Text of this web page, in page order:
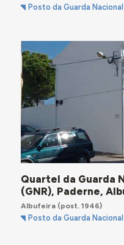
Posto da Guarda
Quartel da Guarda
(GNR), Paderne,
Albufeira(post. 1946)
Posto da Guarda